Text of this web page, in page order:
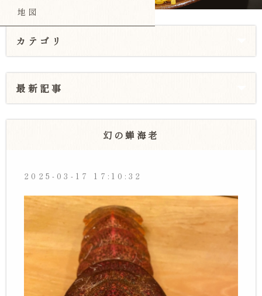
地図
カテゴリ
最新記事
幻の蝉海老
2025-03-17 17:10:32